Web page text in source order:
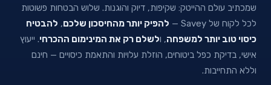
שמכתיב עולם ההייטק: שקיפות, דיוק והוגנות. שלוש הבטחות פשוטות
לכל לקוח של Savey —
להפיק יותר מהחיסכון שלכם, להבטיח
כיסוי טוב יותר למשפחה, ולשלם רק את המינימום ההכרחי. ייעוץ
אישי, בדיקת כפל ביטוחים, הוזלת עלויות והתאמת כיסויים — חינם
וללא התחייבות.